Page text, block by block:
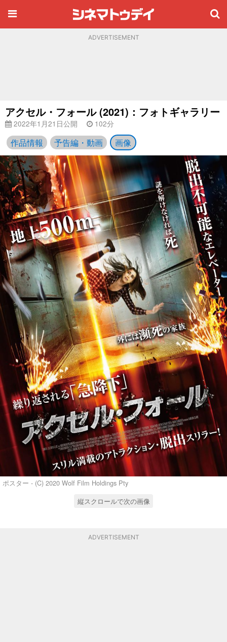
ADVERTISEMENT
アクセル・フォール (2021)：フォトギャラリー
2022年1月21日公開 102分
作品情報 予告編・動画 画像
ポスター - (C) 2020 Wolf Film Holdings Pty
縦スクロールで次の画像
ADVERTISEMENT